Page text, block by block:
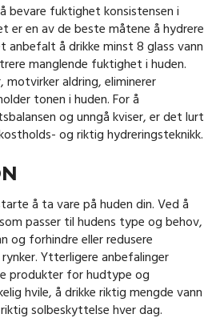
bevare fuktighet konsistensen i
er en av de beste måtene å hydrere
anbefalt å drikke minst 8 glass vann
manglende fuktighet i huden.
aldring, eliminerer
tonen i huden. For å
og unngå kviser, er det lurt
og riktig hydreringsteknikk.
å ta vare på huden din. Ved å
passer til hudens type og behov,
og forhindre eller redusere
Ytterligere anbefalinger
produkter for hudtype og
hvile, å drikke riktig mengde vann
solbeskyttelse hver dag.